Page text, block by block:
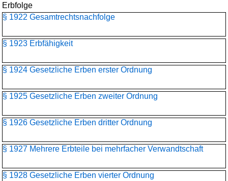
Erbfolge
§ 1922 Gesamtrechtsnachfolge
§ 1923 Erbfähigkeit
§ 1924 Gesetzliche Erben erster Ordnung
§ 1925 Gesetzliche Erben zweiter Ordnung
§ 1926 Gesetzliche Erben dritter Ordnung
§ 1927 Mehrere Erbteile bei mehrfacher Verwandtschaft
§ 1928 Gesetzliche Erben vierter Ordnung